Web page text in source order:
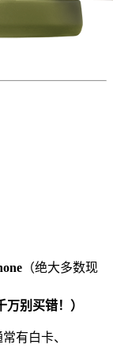
（绝大多数现
万别买错！）
有白卡、